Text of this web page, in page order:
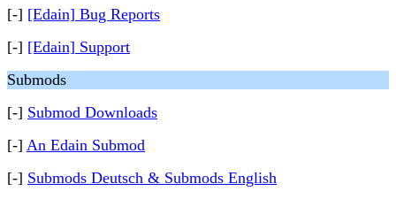
[-] [Edain] Bug Reports
[-] [Edain] Support
Submods
[-] Submod Downloads
[-] An Edain Submod
[-] Submods Deutsch & Submods English